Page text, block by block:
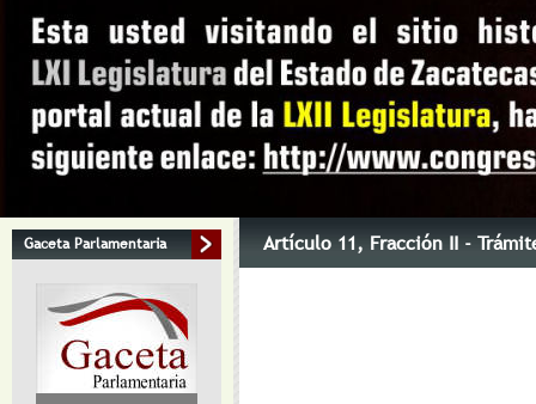
Gaceta Parlamentaria Artículo 11, Fracción II -